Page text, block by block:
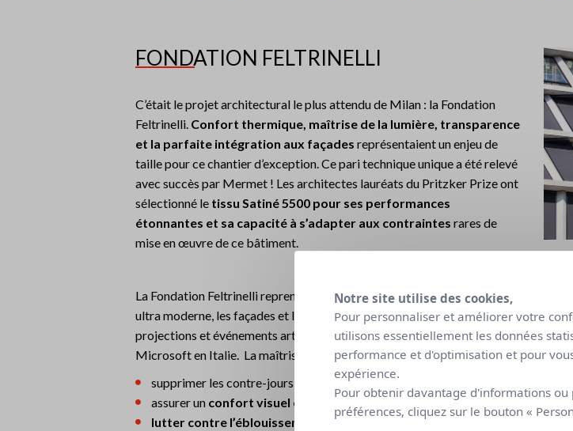
FONDATION FELTRINELLI
C’était le projet architectural le plus attendu de Milan : la Fondation
Feltrinelli. Confort thermique, maîtrise de la lumière, transparence
et la parfaite intégration aux façades représentaient un enjeu de
taille pour ce chantier d’exception. Ce pari technique unique a été relevé
avec succès par Mermet ! Les architectes lauréats du Pritzker Prize ont
sélectionné le tissu Satiné 5500 pour ses performances
étonnantes et sa capacité à s’adapter aux contraintes rares de
mise en œuvre de ce bâtiment.
La Fondation Feltrinelli reprend tous les codes des fermes typiques lombardes :
ultra moderne, les façades et la toiture sont entièrement vitrées. Le lieu propose
projections et événements artistiques, mais aussi des bureaux, salles de réunion
Microsoft en Italie. La maîtrise de la lumière s’avérait en conséquence d’une
supprimer les contre-jours dans les bureaux et notamment sur les écrans de
assurer un confort visuel optimal
aux utilisateurs des salles,
lutter contre l’éblouissement
causés par les reflets du soleil,
Notre site utilise des cookies,
Pour personnaliser et améliorer votre
utilisons essentiellement les données
performance et d'optimisation et pour
expérience.
Pour obtenir davantage d'informations
préférences, cliquez sur le bouton «